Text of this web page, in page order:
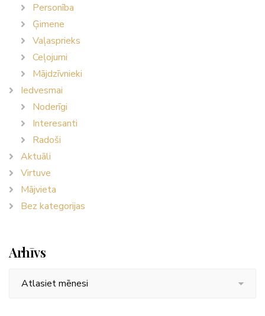
Personība
Ģimene
Vaļasprieks
Ceļojumi
Mājdzīvnieki
Iedvesmai
Noderīgi
Interesanti
Radoši
Aktuāli
Virtuve
Mājvieta
Bez kategorijas
Arhīvs